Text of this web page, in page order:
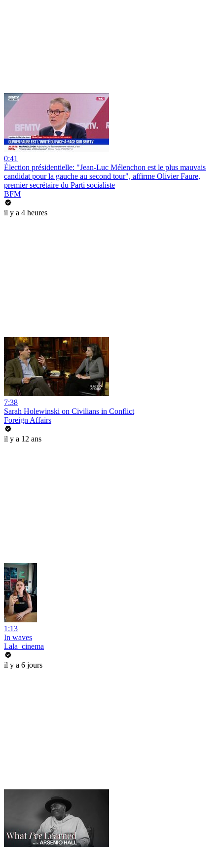
0:41
Élection présidentielle: "Jean-Luc Mélenchon est le plus mauvais
candidat pour la gauche au second tour", affirme Olivier Faure,
premier secrétaire du Parti socialiste
BFM
il y a 4 heures
7:38
Sarah Holewinski on Civilians in Conflict
Foreign Affairs
il y a 12 ans
1:13
In waves
Lala_cinema
il y a 6 jours